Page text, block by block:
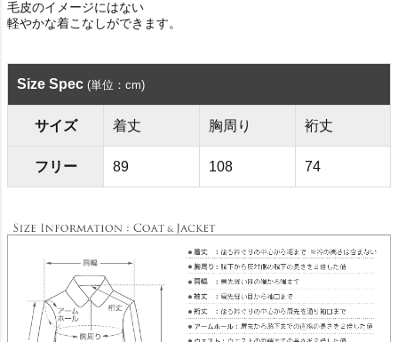
毛皮のイメージにはない
軽やかな着こなしができます。
Size Spec (単位：cm)
サイズ 着丈 胸周り 裄丈
フリー 89 108 74